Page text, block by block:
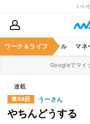
いい
ワーク＆ライフ
ア ビジネススキル マネ
Googleでマイ
連載
第64回 うーさん
やちんどうする